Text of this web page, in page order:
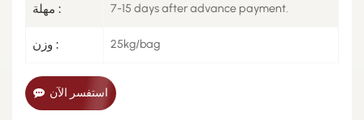
مهلة : 7-15 days after advance payment.
وزن : 25kg/bag
استفسر الآن